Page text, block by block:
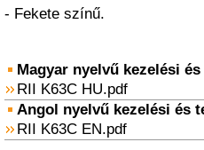
- Fekete színű.
Magyar nyelvű kezelési
RII K63C HU.pdf
Angol nyelvű kezelési és
RII K63C EN.pdf